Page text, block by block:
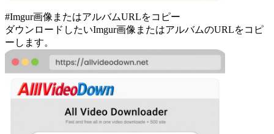
#Imgur画像またはアルバムURLをコピー
ダウンロードしたいImgur画像またはアルバムのURLをコピ
ーします。